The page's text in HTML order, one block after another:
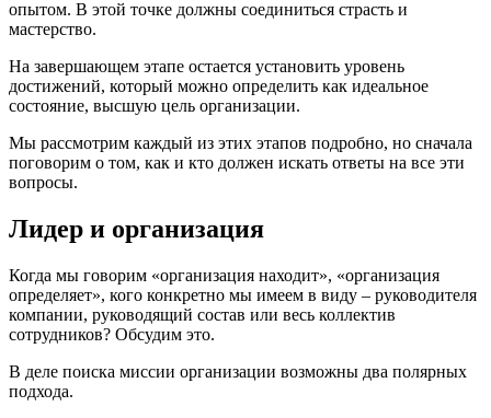
опытом. В этой точке должны соединиться страсть и
мастерство.
На завершающем этапе остается установить уровень
достижений, который можно определить как идеальное
состояние, высшую цель организации.
Мы рассмотрим каждый из этих этапов подробно, но сначала
поговорим о том, как и кто должен искать ответы на все эти
вопросы.
Лидер и организация
Когда мы говорим «организация находит», «организация
определяет», кого конкретно мы имеем в виду – руководителя
компании, руководящий состав или весь коллектив
сотрудников? Обсудим это.
В деле поиска миссии организации возможны два полярных
подхода.